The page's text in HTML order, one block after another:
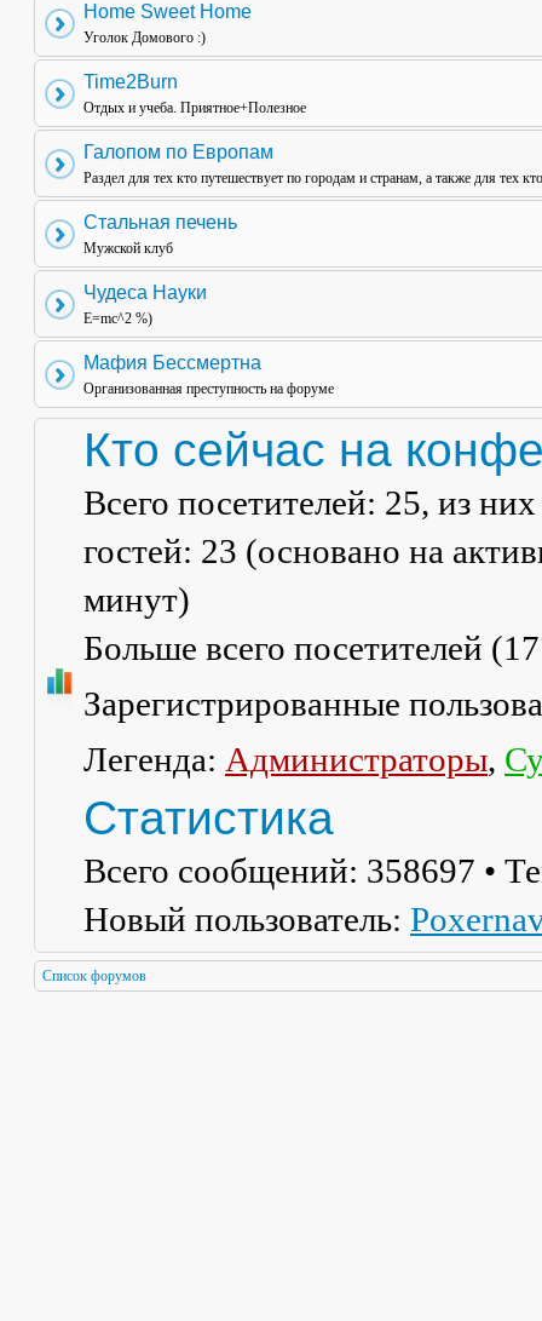
Home Sweet Home
Уголок Домового :)
Time2Burn
Отдых и учеба. Приятное+Полезное
Галопом по Европам
Раздел для тех кто путешествует по городам и странам, а также для тех
Стальная печень
Мужской клуб
Чудеса Науки
E=mc^2 %)
Мафия Бессмертна
Организованная преступность на форуме
Кто сейчас на
Всего посетителей: 25, из
гостей: 23 (основано на
минут)
Больше всего посетителей (
Зарегистрированные
Легенда: Администраторы,
Статистика
Всего сообщений: 358697 •
Новый пользователь:
Список форумов